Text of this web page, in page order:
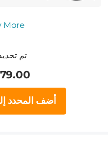
More
تم
أضف المحدد